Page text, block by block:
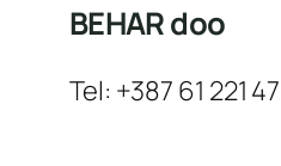
BEHAR doo
Tel: +387 61 221